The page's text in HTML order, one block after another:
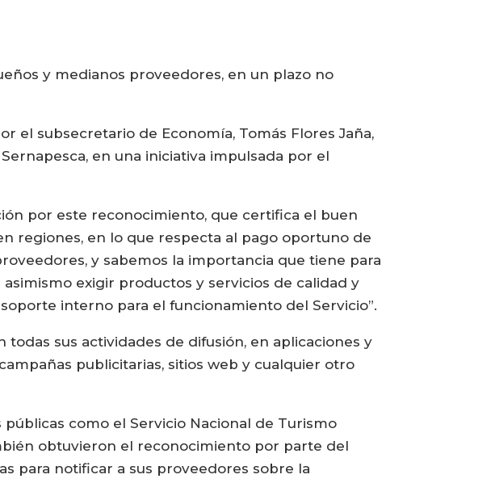
y medianos proveedores, en un plazo no
el subsecretario de Economía, Tomás Flores Jaña,
en una iniciativa impulsada por el
por este reconocimiento, que certifica el buen
regiones, en lo que respecta al pago oportuno de
y sabemos la importancia que tiene para
exigir productos y servicios de calidad y
interno para el funcionamiento del Servicio”.
sus actividades de difusión, en aplicaciones y
publicitarias, sitios web y cualquier otro
como el Servicio Nacional de Turismo
obtuvieron el reconocimiento por parte del
para notificar a sus proveedores sobre la